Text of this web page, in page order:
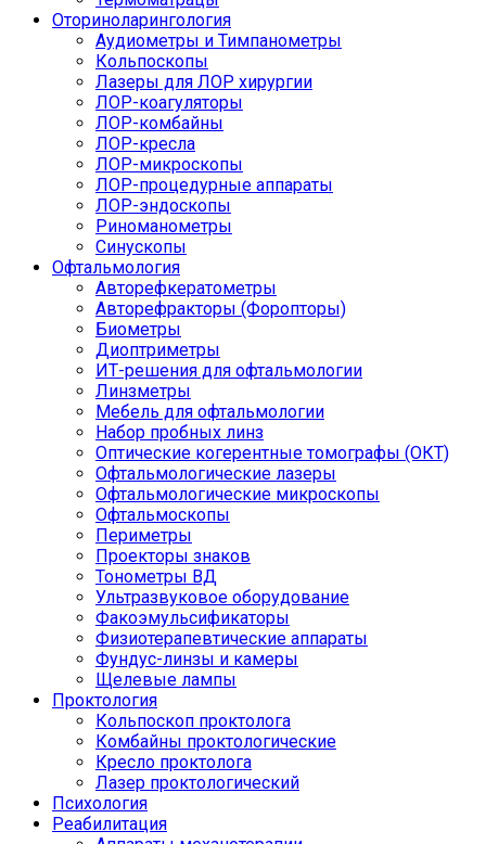
Оториноларингология
Аудиометры и Тимпанометры
Кольпоскопы
Лазеры для ЛОР хирургии
ЛОР-коагуляторы
ЛОР-комбайны
ЛОР-кресла
ЛОР-микроскопы
ЛОР-процедурные аппараты
ЛОР-эндоскопы
Риноманометры
Синускопы
Офтальмология
Авторефкератометры
Авторефракторы (Форопторы)
Биометры
Диоптриметры
ИТ-решения для офтальмологии
Линзметры
Мебель для офтальмологии
Набор пробных линз
Оптические когерентные томографы (ОКТ)
Офтальмологические лазеры
Офтальмологические микроскопы
Офтальмоскопы
Периметры
Проекторы знаков
Тонометры ВД
Ультразвуковое оборудование
Факоэмульсификаторы
Физиотерапевтические аппараты
Фундус-линзы и камеры
Щелевые лампы
Проктология
Кольпоскоп проктолога
Комбайны проктологические
Кресло проктолога
Лазер проктологический
Психология
Реабилитация